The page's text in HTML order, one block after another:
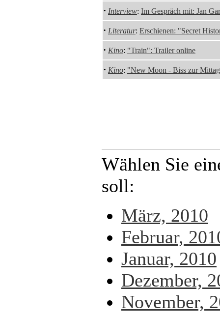
· Interview: Im Gespräch mit: Jan
· Literatur: Erschienen: "Secret
· Kino: "Train": Trailer online
· Kino: "New Moon - Biss zur
Wählen Sie
soll:
März, 2010
Februar,
Januar, 2010
Dezember,
November,